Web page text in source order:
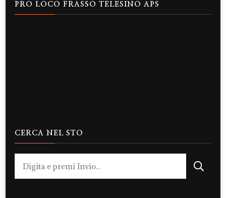
PRO LOCO FRASSO TELESINO APS
CERCA NEL STO
Cerchi
qualcosa?